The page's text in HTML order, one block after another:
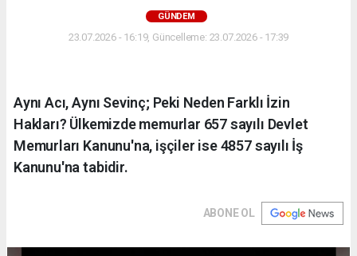
GÜNDEM
23.07.2026 - 16:19, Güncelleme: 23.07.2026 - 17:39
Aynı Acı, Aynı Sevinç; Peki Neden Farklı İzin
Hakları? Ülkemizde memurlar 657 sayılı Devlet
Memurları Kanunu'na, işçiler ise 4857 sayılı İş
Kanunu'na tabidir.
ABONE OL